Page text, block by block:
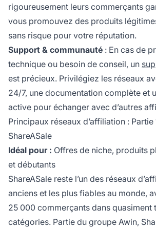
rigoureusement leurs commerçants
vous promouvez des produits
sans risque pour votre réputation.
Support & communauté : En cas de
technique ou besoin de conseil, un
est précieux. Privilégiez les réseaux
24/7, une documentation complète et
active pour échanger avec d’autres
Principaux réseaux d’affiliation : Partie
ShareASale
Idéal pour : Offres de niche, produits
et débutants
ShareASale reste l’un des réseaux
anciens et les plus fiables au monde,
25 000 commerçants dans quasiment
catégories. Partie du groupe Awin,